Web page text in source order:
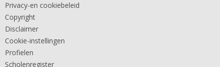
Privacy-en cookiebeleid
Copyright
Disclaimer
Cookie-instellingen
Profielen
Scholenregister